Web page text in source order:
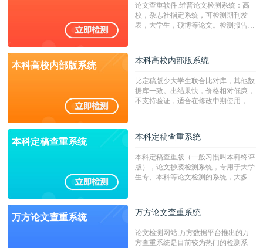
字符数30万）
论文查重软件,维普论文检测系统：高
校，杂志社指定系统，可检测期刊发
表，大学生，硕博等论文。检测报告支
本科高校内部版系统 本科高校内部版系统
比定稿版少大学生联合比对库，其他数
据库一致。出结果快，价格相对低廉，
不支持验证，适合在修改中期使用，定
本科定稿查重系统 本科定稿查重系统
本科定稿查重版（一般习惯叫本科终评
版），论文抄袭检测系统，专用于大学
生专、本科等论文检测的系统，大多数
万方论文查重系统 万方论文查重系统
论文检测网站,万方数据平台推出的万
方查重系统是目前较为热门的检测系